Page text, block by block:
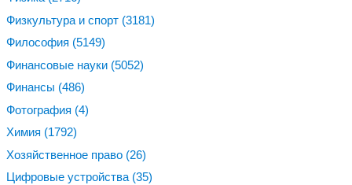
Физкультура и спорт (3181)
Философия (5149)
Финансовые науки (5052)
Финансы (486)
Фотография (4)
Химия (1792)
Хозяйственное право (26)
Цифровые устройства (35)